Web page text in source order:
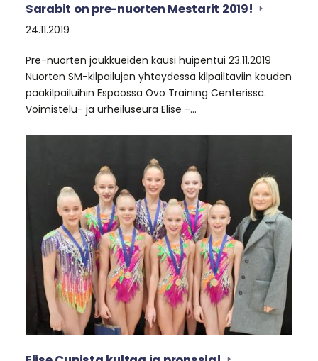
Sarabit on pre-nuorten Mestarit 2019!
24.11.2019
Pre-nuorten joukkueiden kausi huipentui 23.11.2019
Nuorten SM-kilpailujen yhteydessä kilpailtaviin kauden
pääkilpailuihin Espoossa Ovo Training Centerissä.
Voimistelu- ja urheiluseura Elise -…